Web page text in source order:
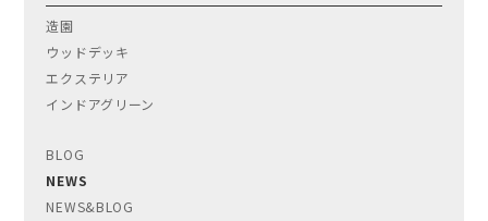
造園
ウッドデッキ
エクステリア
インドアグリーン
BLOG
NEWS
NEWS&BLOG